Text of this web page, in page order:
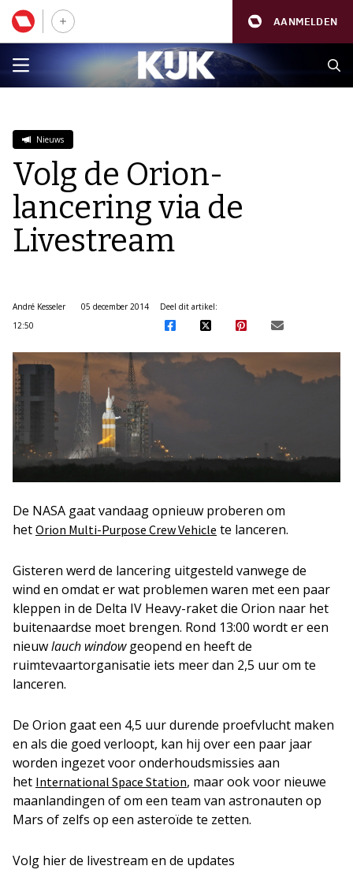
AANMELDEN
Nieuws
Volg de Orion-
lancering via de
Livestream
André Kesseler
05 december 2014
12:50
Deel dit artikel:
De NASA gaat vandaag opnieuw proberen om
het Orion Multi-Purpose Crew Vehicle te lanceren.
Gisteren werd de lancering uitgesteld vanwege de
wind en omdat er wat problemen waren met een paar
kleppen in de Delta IV Heavy-raket die Orion naar het
buitenaardse moet brengen. Rond 13:00 wordt er een
nieuwlauch windowgeopend en heeft de
ruimtevaartorganisatie iets meer dan 2,5 uur om te
lanceren.
De Orion gaat een 4,5 uur durende proefvlucht maken
en als die goed verloopt, kan hij over een paar jaar
worden ingezet voor onderhoudsmissies aan
het International Space Station, maar ook voor nieuwe
maanlandingen of om een team van astronauten op
Mars of zelfs op een asteroïde te zetten.
Volg hier de livestream en de updates